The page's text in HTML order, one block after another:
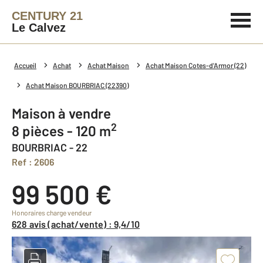
CENTURY 21
Le Calvez
Accueil Achat Achat Maison Achat Maison Cotes-d'Armor (22)
Achat Maison BOURBRIAC (22390)
Maison à vendre
8 pièces - 120 m2
BOURBRIAC - 22
Ref : 2606
99 500 €
Honoraires charge vendeur
628 avis (achat/vente) : 9,4/10